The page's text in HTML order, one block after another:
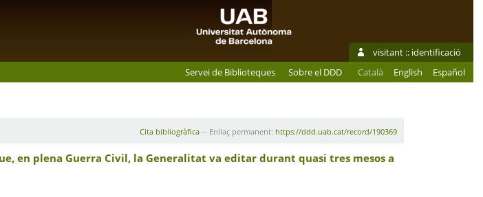
visitant :: identificació
Servei de Biblioteques Sobre el DDD Català English Español
Cita bibliogràfica-- Enllaç permanent: https://ddd.uab.cat/record/190369
en plena Guerra Civil, la Generalitat va editar durant quasi tres mesos a